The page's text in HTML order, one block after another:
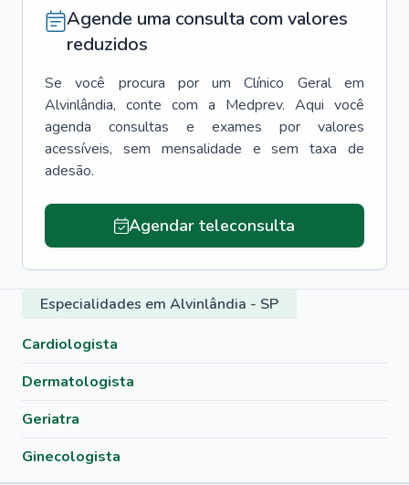
Agende uma consulta com valores
reduzidos
Se você procura por um Clínico Geral
em
Alvinlândia, conte com a Medprev. Aqui você
agenda consultas e exames por valores
acessíveis, sem mensalidade e sem taxa de
adesão.
Agendar teleconsulta
Especialidades em Alvinlândia - SP
Cardiologista
Dermatologista
Geriatra
Ginecologista